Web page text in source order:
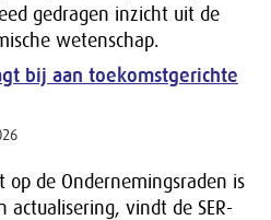
gedragen inzicht uit de
wetenschap.
bij aan toekomstgerichte
op de Ondernemingsraden is
actualisering, vindt de SER-